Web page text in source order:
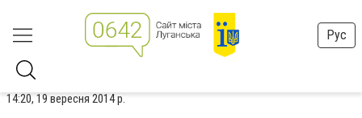
Рус
14:20, 19 вересня 2014 р.